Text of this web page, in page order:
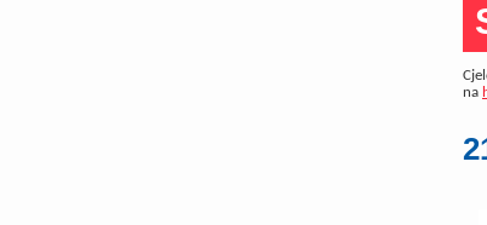
na